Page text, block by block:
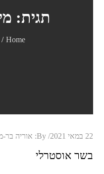
תגית:
Home
Posted
22 במאי 2021 By: אוריה בר-
בשר אוסטרלי